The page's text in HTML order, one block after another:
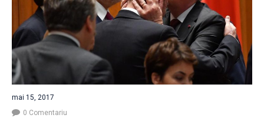
mai 15, 2017
0 Comentariu